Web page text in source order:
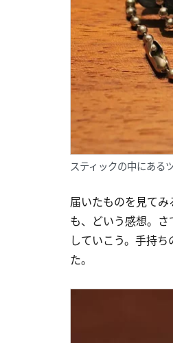
スティックの中にある
届いたものを見て
も、どいう感想。
していこう。手持
た。